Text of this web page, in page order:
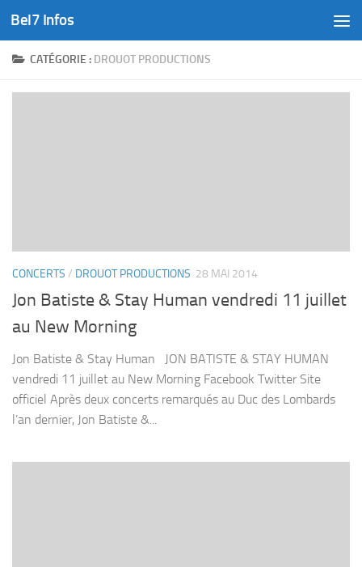
Skip to content
Bel7 Infos
CATÉGORIE : DROUOT PRODUCTIONS
CONCERTS / DROUOT PRODUCTIONS 28 MAI 2014
Jon Batiste & Stay Human vendredi 11 juillet
au New Morning
Jon Batiste & Stay Human JON BATISTE & STAY HUMAN
vendredi 11 juillet au New Morning Facebook Twitter Site
officiel Après deux concerts remarqués au Duc des Lombards
l’an dernier, Jon Batiste &...